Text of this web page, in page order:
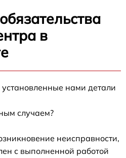
в
установленные нами детали
случаем?
неисправности,
с выполненной работой